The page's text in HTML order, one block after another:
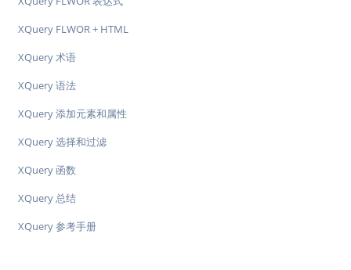
XQuery FLWOR + HTML
XQuery 术语
XQuery 语法
XQuery 添加元素和属性
XQuery 选择和过滤
XQuery 函数
XQuery 总结
XQuery 参考手册